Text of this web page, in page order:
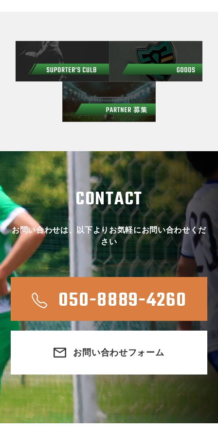
CONTACT
お問い合わせは、以下よりお気軽にお問い合わせくだ
さい
050-8889-4260
お問い合わせフォーム